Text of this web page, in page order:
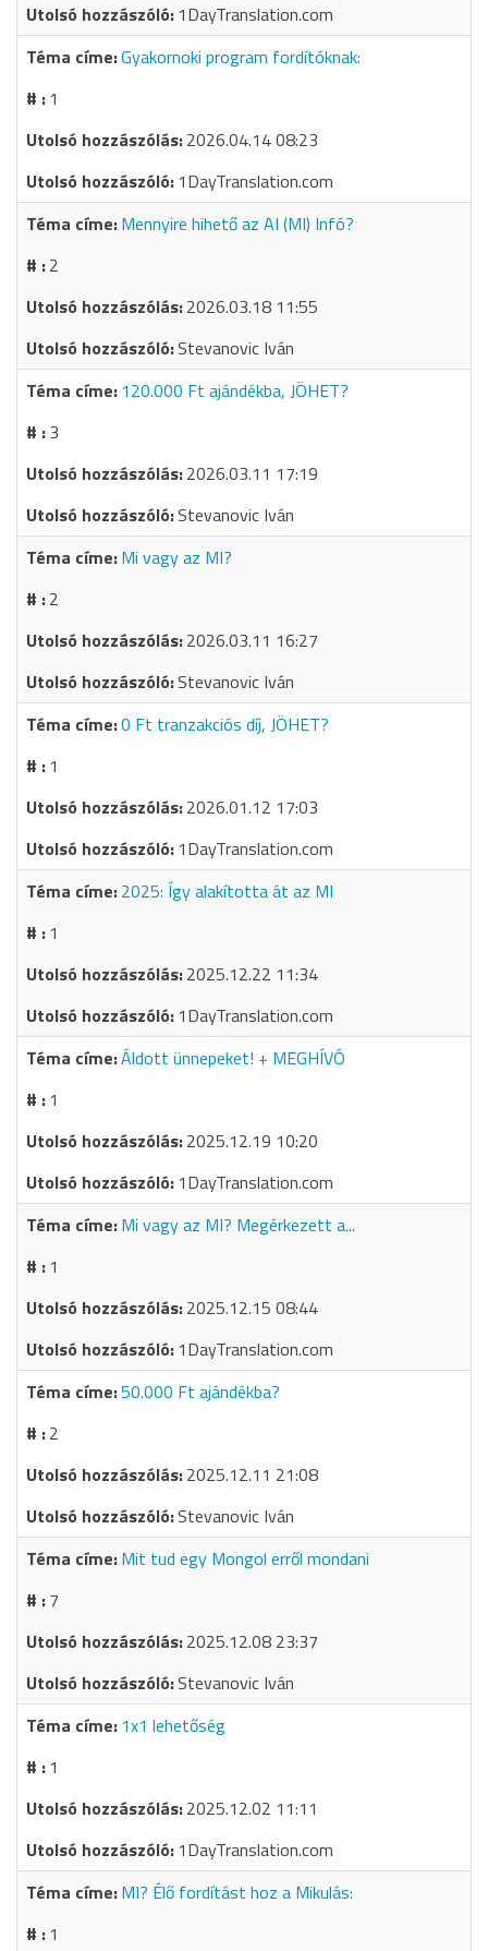
1DayTranslation.com
Gyakornoki program fordítóknak:
1
2026.04.14 08:23
1DayTranslation.com
Mennyire hihető az AI (MI) Infó?
2
2026.03.18 11:55
Stevanovic Iván
120.000 Ft ajándékba, JÖHET?
3
2026.03.11 17:19
Stevanovic Iván
Mi vagy az MI?
2
2026.03.11 16:27
Stevanovic Iván
0 Ft tranzakciós díj, JÖHET?
1
2026.01.12 17:03
1DayTranslation.com
2025: Így alakította át az MI
1
2025.12.22 11:34
1DayTranslation.com
Áldott ünnepeket! + MEGHÍVÓ
1
2025.12.19 10:20
1DayTranslation.com
Mi vagy az MI? Megérkezett a...
1
2025.12.15 08:44
1DayTranslation.com
50.000 Ft ajándékba?
2
2025.12.11 21:08
Stevanovic Iván
Mit tud egy Mongol erről mondani
7
2025.12.08 23:37
Stevanovic Iván
1x1 lehetőség
1
2025.12.02 11:11
1DayTranslation.com
MI? Élő fordítást hoz a Mikulás:
1